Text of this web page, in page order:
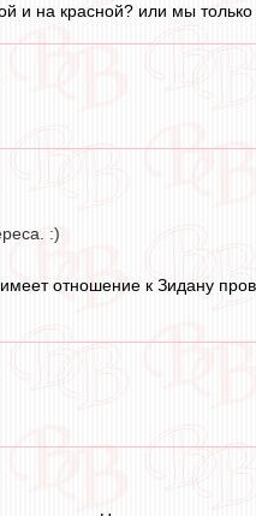
и на красной? или мы только
:)
отношение к Зидану